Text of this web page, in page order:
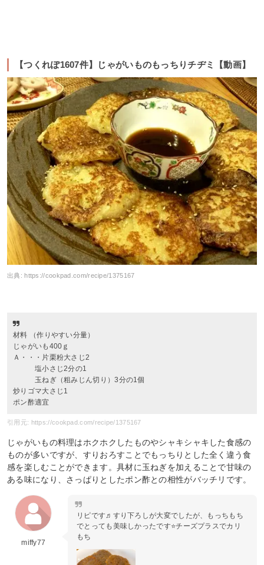
【つくれぽ1607件】じゃがいものもっちりチヂミ【動画】
出典:https://cookpad.com/recipe/1375167
材料 （作りやすい分量）
じゃがいも400ｇ
Ａ・・・片栗粉大さじ2
塩小さじ2分の1
玉ねぎ（粗みじん切り）3分の1個
炒りゴマ大さじ1
ポン酢適宜
引用元: https://cookpad.com/recipe/1375167
じゃがいもの料理はホクホクしたものやシャキシャキした食感の
ものが多いですが、すりおろすことでもっちりとした全く違う食
感を楽しむことができます。具材に玉ねぎを加えることで甘味の
ある味になり、さっぱりとしたポン酢との相性がバッチリです。
miffy77
リピです♬すり下ろしが大変でしたが、もっちもち
でとっても美味しかったです⭐️チーズプラスでカリ
もち